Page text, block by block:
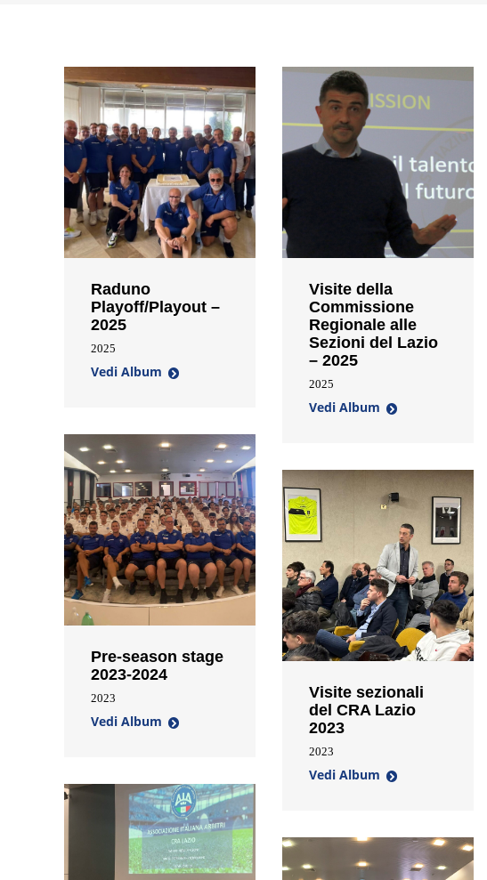
Raduno
Playoff/Playout –
2025
2025
Vedi Album
Visite della
Commissione
Regionale alle
Sezioni del Lazio
– 2025
2025
Vedi Album
Pre-season stage
2023-2024
2023
Vedi Album
Visite sezionali
del CRA Lazio
2023
2023
Vedi Album